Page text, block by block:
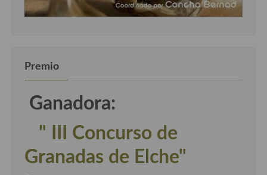
Premio
Ganadora:
" III Concurso de
Granadas de Elche"